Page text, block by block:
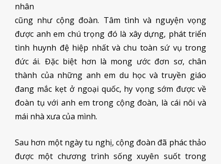
nhân
cũng như cộng đoàn. Tâm tình và nguyện vọng
được anh em chú trọng đó là xây dựng, phát triển
tình huynh đệ hiệp nhất và chu toàn sứ vụ trong
đức ái. Đặc biệt hơn là mong ước đơn sơ, chân
thành của những anh em du học và truyền giáo
đang mắc kẹt ở ngoại quốc, hy vọng sớm được về
đoàn tụ với anh em trong cộng đoàn, là cái nôi và
mái nhà xưa của mình.
Sau hơn một ngày tu nghị, cộng đoàn đã phác thảo
được một chương trình sống xuyên suốt trong